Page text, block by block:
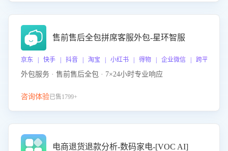
售前售后全包拼席客服外包-星环智服
京东 | 快手 | 抖音 | 淘宝 | 小红书 | 得物 | 企业微信 | 跨平台
外包服务 · 售前售后全包 · 7×24小时专业响应
咨询体验已售1799+
电商退货退款分析-数码家电-[VOC AI]